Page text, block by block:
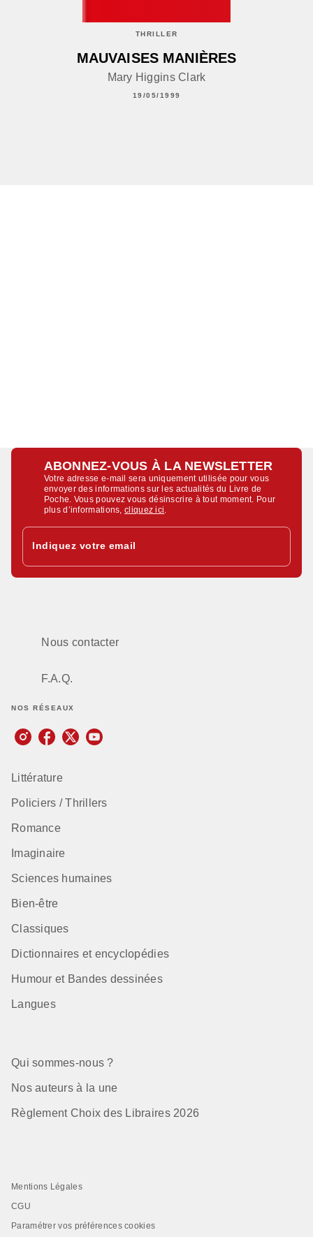
THRILLER
MAUVAISES MANIÈRES
Mary Higgins Clark
19/05/1999
ABONNEZ-VOUS À LA NEWSLETTER
Votre adresse e-mail sera uniquement utilisée pour vous
envoyer des informations sur les actualités du Livre de
Poche. Vous pouvez vous désinscrire à tout moment. Pour
plus d’informations,cliquez ici
Indiquez votre email
Nous contacter
F.A.Q.
NOS RÉSEAUX
Littérature
Policiers / Thrillers
Romance
Imaginaire
Sciences humaines
Bien-être
Classiques
Dictionnaires et encyclopédies
Humour et Bandes dessinées
Langues
Qui sommes-nous ?
Nos auteurs à la une
Règlement Choix des Libraires 2026
Mentions Légales
CGU
Paramétrer vos préférences cookies